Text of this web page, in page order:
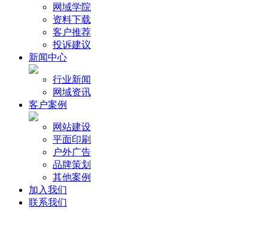
网域学院
资料下载
客户推荐
投诉建议
新闻中心
行业新闻
网域资讯
客户案例
网站建设
平面印刷
户外广告
品牌策划
其他案例
加入我们
联系我们